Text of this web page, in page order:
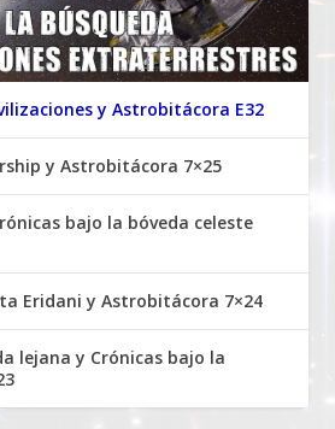
y Astrobitácora E32
y Astrobitácora 7×25
bajo la bóveda celeste
Eridani y Astrobitácora 7×24
lejana y Crónicas bajo la